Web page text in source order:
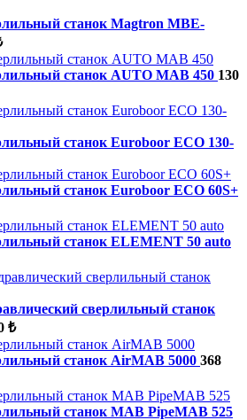
станок Magtron МBE-
станок AUTO MAB 450 130
станок Euroboor ECO 130-
станок Euroboor ECO 60S+
станок ELEMENT 50 auto
сверлильный станок
₺
станок AirMAB 5000 368
станок MAB PipeMAB 525